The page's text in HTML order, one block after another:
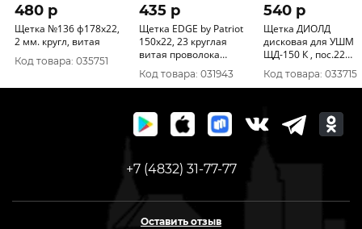
480 p
Щетка №136 ф178х22,
2 мм. кругл, витая
Код товара: 035751
435 p
Щетка EDGE by Patriot
150х22, 23 круглая
витая проволока
813010012
Код товара: 031943
540 p
Щетка ДИОЛД
дисковая для УШМ
ЩД-150 К , пос.22
крученая 90042024
Код товара: 033715
+7 (4832) 31-77-77
Оставить отзыв